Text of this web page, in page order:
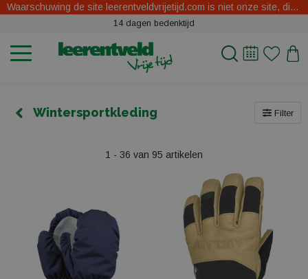
Waarschuwing de site leerentveldvrijetijd.com is niet onze site, dit zijn oplichters.
14 dagen bedenktijd
Wintersportkleding Filter
1 - 36 van 95 artikelen